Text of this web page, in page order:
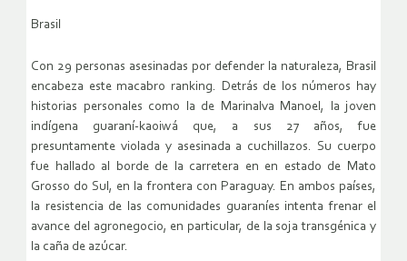
Brasil
Con 29 personas asesinadas por defender la naturaleza, Brasil
encabeza este macabro ranking. Detrás de los números hay
historias personales como la de Marinalva Manoel, la joven
indígena guaraní-kaoiwá que, a sus 27 años, fue
presuntamente violada y asesinada a cuchillazos. Su cuerpo
fue hallado al borde de la carretera en en estado de Mato
Grosso do Sul, en la frontera con Paraguay. En ambos países,
la resistencia de las comunidades guaraníes intenta frenar el
avance del agronegocio, en particular, de la soja transgénica y
la caña de azúcar.